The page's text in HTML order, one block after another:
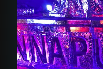
Icebar
ans